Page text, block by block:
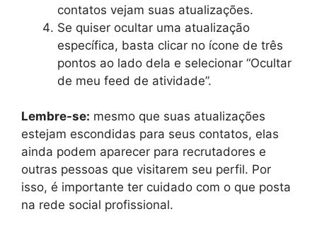
contatos vejam suas atualizações.
Se quiser ocultar uma atualização
específica, basta clicar no ícone de três
pontos ao lado dela e selecionar “Ocultar
de meu feed de atividade”.
Lembre-se: mesmo que suas atualizações
estejam escondidas para seus contatos, elas
ainda podem aparecer para recrutadores e
outras pessoas que visitarem seu perfil. Por
isso, é importante ter cuidado com o que posta
na rede social profissional.